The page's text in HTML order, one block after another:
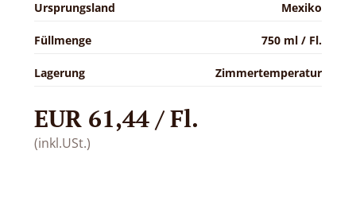
Ursprungsland Mexiko
Füllmenge 750 ml / Fl.
Lagerung Zimmertemperatur
EUR 61,44 / Fl.
(inkl.USt.)